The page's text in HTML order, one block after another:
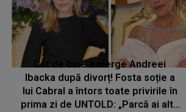
Cât de bine îi merge Andreei
Ibacka după divorț! Fosta soție a
lui Cabral a întors toate privirile în
prima zi de UNTOLD: „Parcă ai altă